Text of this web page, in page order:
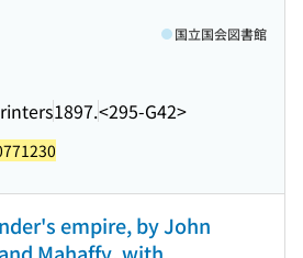
1897.<295-G42>
国立国会図書館
empire, by John